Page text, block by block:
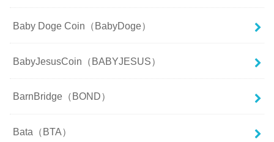
Baby Doge Coin（BabyDoge）
BabyJesusCoin（BABYJESUS）
BarnBridge（BOND）
Bata（BTA）